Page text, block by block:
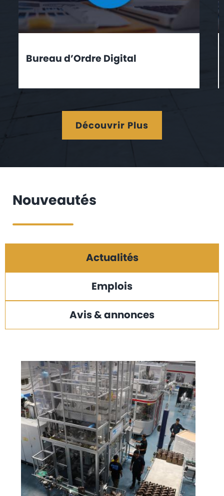
Bureau d’Ordre Digital
Découvrir Plus
Nouveautés
Actualités
Emplois
Avis & annonces